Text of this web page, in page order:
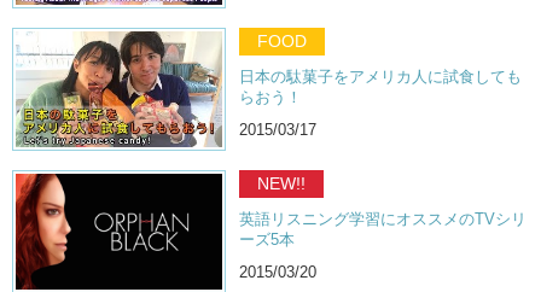
FOOD
日本の駄菓子をアメリカ人に試食しても
らおう！
2015/03/17
NEW!!
英語リスニング学習にオススメのTVシリ
ーズ5本
2015/03/20